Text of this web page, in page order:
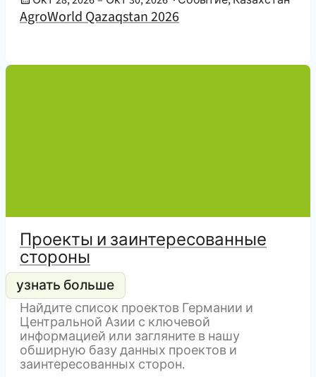
AgroWorld Qazaqstan 2026
Проекты и заинтересованные
стороны
Найдите список проектов Германии и
Центральной Азии с ключевой
информацией или загляните в нашу
обширную базу данных проектов и
заинтересованных сторон.